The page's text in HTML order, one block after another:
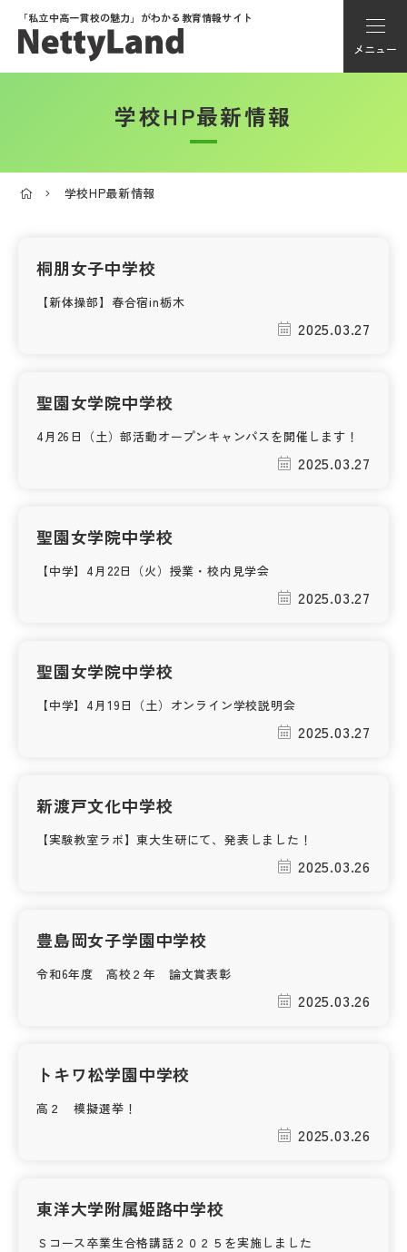
「私立中高一貫校の魅力」がわかる教育情報サイト
メニュー
アカウント登録
学校選び
帰国生受験情報
学校HP最新情報
個人情報保護方針
学校HP最新情報
学校HP最新情報
桐朋女子中学校
【新体操部】春合宿in栃木
2025.03.27
聖園女学院中学校
4月26日（土）部活動オープンキャンパスを開催します！
2025.03.27
聖園女学院中学校
【中学】4月22日（火）授業・校内見学会
2025.03.27
聖園女学院中学校
【中学】4月19日（土）オンライン学校説明会
2025.03.27
新渡戸文化中学校
【実験教室ラボ】東大生研にて、発表しました！
2025.03.26
豊島岡女子学園中学校
令和6年度 高校２年 論文賞表彰
2025.03.26
トキワ松学園中学校
高２ 模擬選挙！
2025.03.26
東洋大学附属姫路中学校
Ｓコース卒業生合格講話２０２５を実施しました